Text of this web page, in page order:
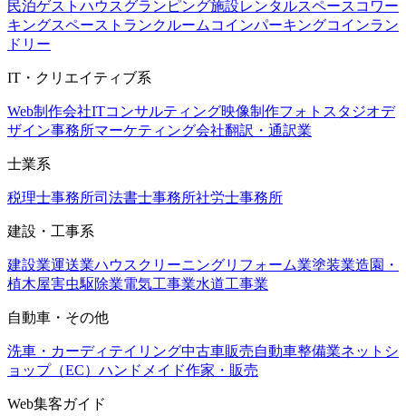
民泊ゲストハウスグランピング施設レンタルスペース コワー
キングスペース トランクルーム コインパーキングコインラン
ドリー
IT・クリエイティブ系
Web制作会社ITコンサルティング映像制作フォトスタジオデ
ザイン事務所マーケティング会社翻訳・通訳業
士業系
税理士事務所司法書士事務所社労士事務所
建設・工事系
建設業運送業ハウスクリーニングリフォーム業塗装業造園・
植木屋害虫駆除業電気工事業水道工事業
自動車・その他
洗車・カーディテイリング中古車販売自動車整備業ネットシ
ョップ（EC） ハンドメイド作家・販売
Web集客ガイド